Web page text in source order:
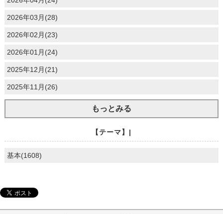
2026年03月(28)
2026年02月(23)
2026年01月(24)
2025年12月(21)
2025年11月(26)
もっとみる
【テーマ】|
基本(1608)